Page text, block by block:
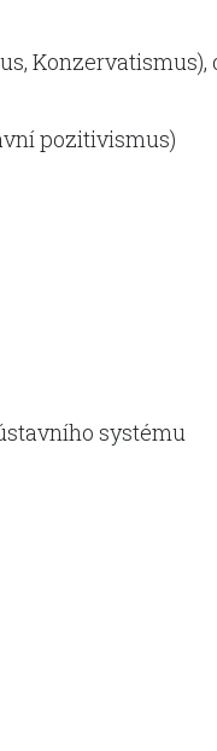
pozitivismus)
systému